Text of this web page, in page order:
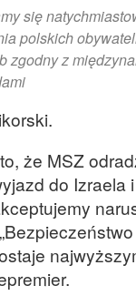
się
polskich
zgodny z
że MSZ
do Izraela